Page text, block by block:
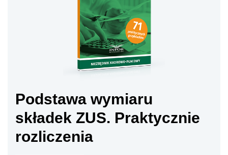
Podstawa wymiaru
składek ZUS. Praktycznie
rozliczenia